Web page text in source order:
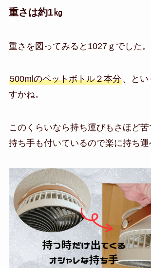
重さは約1㎏
重さを図ってみると1027ｇでした。
500mlのペットボトル２本分、とい
すかね。
このくらいなら持ち運びもさほど苦
持ち手も付いているので楽に持ち運